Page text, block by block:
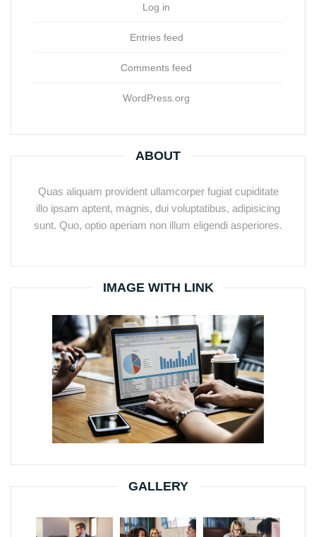
Log in
Entries feed
Comments feed
WordPress.org
ABOUT
Quas aliquam provident ullamcorper fugiat cupiditate
illo ipsam aptent, magnis, dui voluptatibus, adipisicing
sunt. Quo, optio aperiam non illum eligendi asperiores.
IMAGE WITH LINK
GALLERY